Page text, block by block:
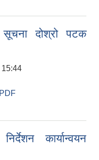
सूचना दोश्रो पटक
15:44
कार्यान्वयन